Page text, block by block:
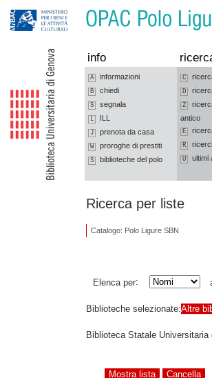
info
A informazioni
B chiedi
S segnala
L ILL
J prenota da casa
W proroghe di prestiti
S biblioteche del polo
C
D
Z
antico
E
R
U ultimi
Ricerca per liste
Catalogo: Polo Ligure SBN
Elenca per:
Biblioteche selezionate:Altre
Biblioteca Statale Universitaria